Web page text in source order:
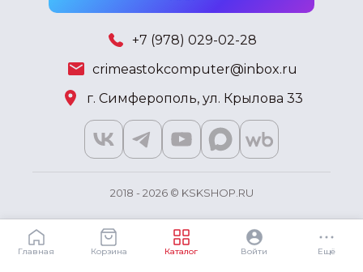
Главная Корзина Каталог Войти Ещё
+7 (978) 029-02-28
crimeastokcomputer@inbox.ru
г. Симферополь, ул. Крылова 33
2018 - 2026 © KSKSHOP.RU